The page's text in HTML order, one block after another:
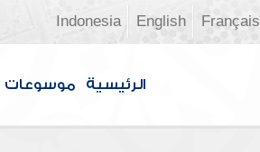
Français
English
Indonesia
الرئيسية موسوعات